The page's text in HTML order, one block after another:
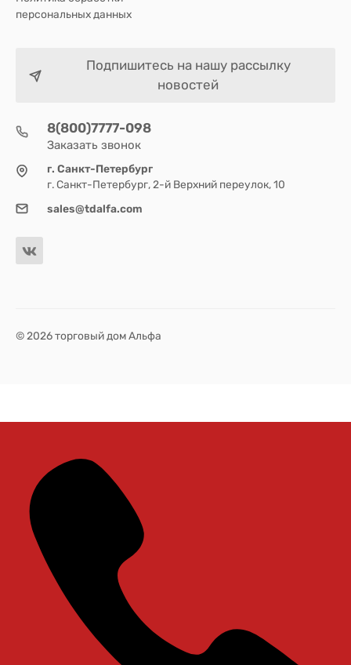
персональных данных
Подпишитесь на нашу рассылку
новостей
8(800)7777-098
Заказать звонок
г. Санкт-Петербург
г. Санкт-Петербург, 2-й Верхний переулок, 10
sales@tdalfa.com
© 2026 торговый дом Альфа